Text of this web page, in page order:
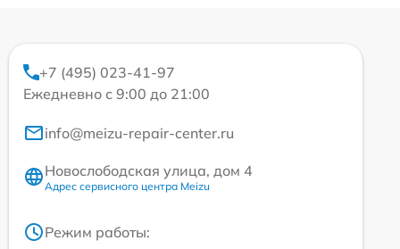
+7 (495) 023-41-97
Ежедневно с 9:00 до 21:00
info@meizu-repair-center.ru
Новослободская улица, дом 4
Адрес сервисного центра Meizu
Режим работы: